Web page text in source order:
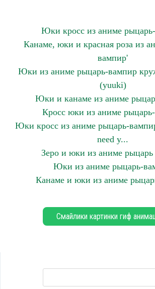
Юки кросс из аниме
Канаме, юки и красная роза из
вампир'
Юки из аниме рыцарь-вампир
(yuuki)
Юки и канаме из аниме
Кросс юки из аниме
Юки кросс из аниме рыцарь-
need y...
Зеро и юки из аниме
Юки из аниме рыцарь-
Канаме и юки из аниме
Смайлики картинки гиф